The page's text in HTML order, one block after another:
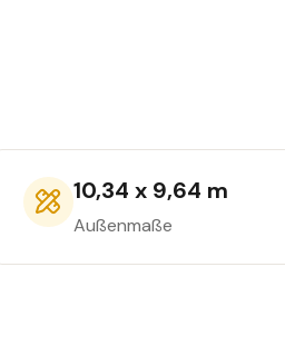
10,34 x 9,64 m
Außenmaße